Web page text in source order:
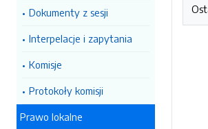
Dokumenty z sesji
Interpelacje i zapytania
Komisje
Protokoły komisji
Prawo lokalne